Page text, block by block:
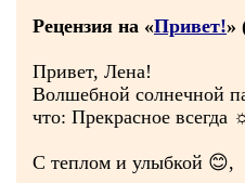
Рецензия на «Привет!»
Привет, Лена!
Волшебной солнечной
что: Прекрасное
С теплом и улыбкой 😊,